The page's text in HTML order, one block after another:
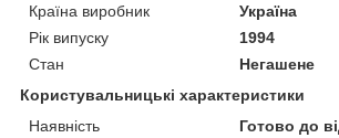
Країна виробник
Україна
Рік випуску
1994
Стан
Негашене
Користувальницькі характеристики
Наявність
Готово до